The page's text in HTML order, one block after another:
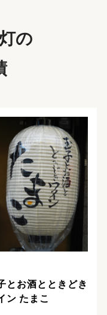
の
とお酒とときどき
ン たまこ